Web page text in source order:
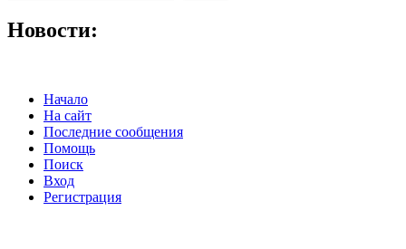
Новости:
Начало
На сайт
Последние сообщения
Помощь
Поиск
Вход
Регистрация